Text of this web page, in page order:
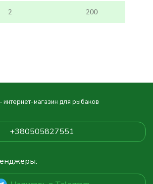
2 200
магазин для рыбаков
+380505827551